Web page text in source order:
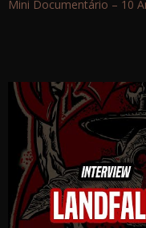
Mini Documentário – 10